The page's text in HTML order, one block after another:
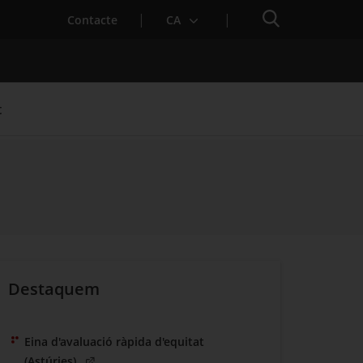
Contacte CA Cercador
Destaquem
Eina d'avaluació ràpida d'equitat
(Obre en una nova finestra)